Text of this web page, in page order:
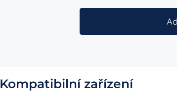
Kompatibilní zařízení